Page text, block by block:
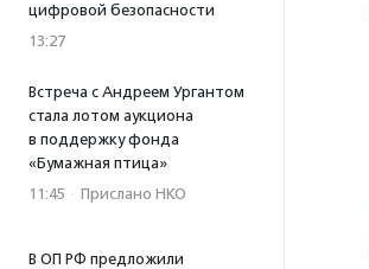
цифровой безопасности
13:27
Встреча с Андреем Ургантом
стала лотом аукциона
в поддержку фонда
«Бумажная птица»
11:45 · Прислано НКО
В ОП РФ предложили